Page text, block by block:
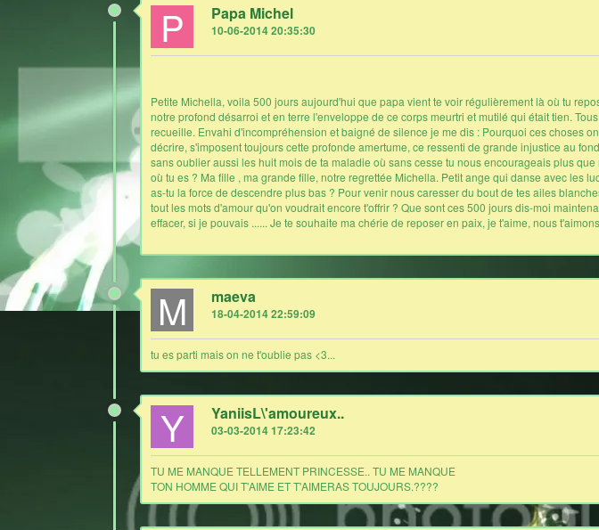
P Papa Michel
10-06-2014 20:35:30
Petite Michella, voila 500 jours aujourd'hui que papa vient te voir régulièrement là où tu
notre profond désarroi et en terre l'enveloppe de ce corps meurtri et mutilé qui était tien.
recueille. Envahi d'incompréhension et baigné de silence je me dis : Pourquoi ces choses
décrire, s'imposent toujours cette profonde amertume, ce ressenti de grande injustice au
sans oublier aussi les huit mois de ta maladie où sans cesse tu nous encourageais plus
où tu es ? Ma fille , ma grande fille, notre regrettée Michella. Petit ange qui danse avec les
as-tu la force de descendre plus bas ? Pour venir nous caresser du bout de tes ailes
tout les mots d'amour qu'on voudrait encore t'offrir ? Que sont ces 500 jours dis-moi
effacer, si je pouvais ...... Je te souhaite ma chérie de reposer en paix, je t'aime, nous
M maeva
18-04-2014 22:59:09
tu es parti mais on ne t'oublie pas <3...
Y YaniisL\'amoureux..
03-03-2014 17:23:42
TU ME MANQUE TELLEMENT PRINCESSE.. TU ME MANQUE
TON HOMME QUI T'AIME ET T'AIMERAS TOUJOURS.????